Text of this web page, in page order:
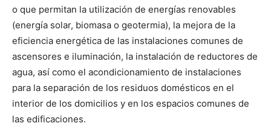
o que permitan la utilización de energías renovables
(energía solar, biomasa o geotermia), la mejora de la
eficiencia energética de las instalaciones comunes de
ascensores e iluminación, la instalación de reductores de
agua, así como el acondicionamiento de instalaciones
para la separación de los residuos domésticos en el
interior de los domicilios y en los espacios comunes de
las edificaciones.